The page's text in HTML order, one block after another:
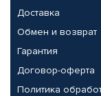
Доставка
Обмен и возврат
Гарантия
Договор-оферта
Политика